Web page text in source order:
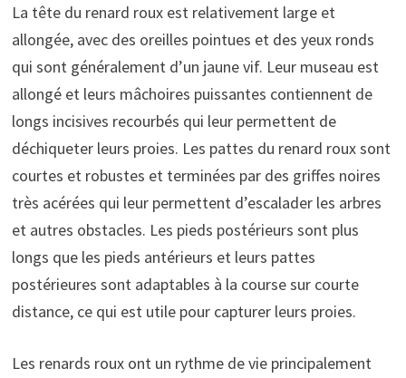
La tête du renard roux est relativement large et
allongée, avec des oreilles pointues et des yeux ronds
qui sont généralement d’un jaune vif. Leur museau est
allongé et leurs mâchoires puissantes contiennent de
longs incisives recourbés qui leur permettent de
déchiqueter leurs proies. Les pattes du renard roux sont
courtes et robustes et terminées par des griffes noires
très acérées qui leur permettent d’escalader les arbres
et autres obstacles. Les pieds postérieurs sont plus
longs que les pieds antérieurs et leurs pattes
postérieures sont adaptables à la course sur courte
distance, ce qui est utile pour capturer leurs proies.
Les renards roux ont un rythme de vie principalement